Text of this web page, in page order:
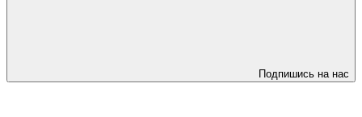
Подпишись на нас